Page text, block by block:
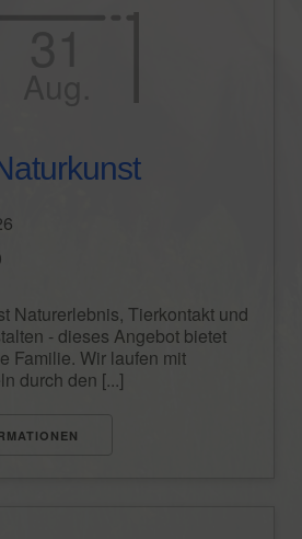
Naturerlebnis, Tierkontakt und
- dieses Angebot bietet
Familie. Wir laufen mit
durch den [...]